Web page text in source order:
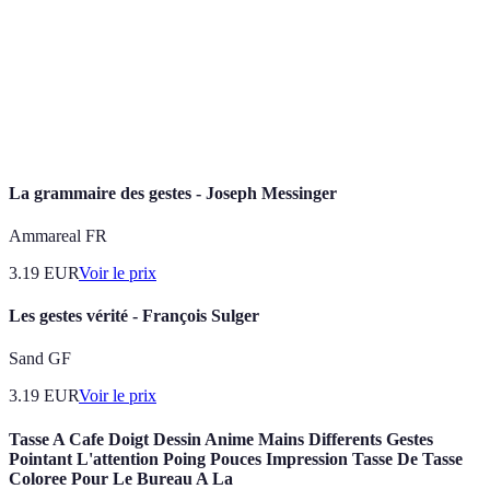
La grammaire des gestes - Joseph Messinger
Ammareal FR
3.19 EURVoir le prix
Les gestes vérité - François Sulger
Sand GF
3.19 EURVoir le prix
Tasse A Cafe Doigt Dessin Anime Mains Differents Gestes
Pointant L'attention Poing Pouces Impression Tasse De Tasse
Coloree Pour Le Bureau A La